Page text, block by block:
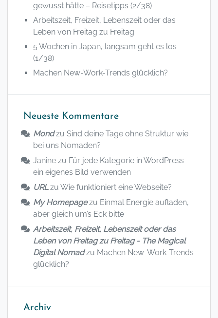
gewusst hätte – Reisetipps (2/38)
Arbeitszeit, Freizeit, Lebenszeit oder das
Leben von Freitag zu Freitag
5 Wochen in Japan, langsam geht es los
(1/38)
Machen New-Work-Trends glücklich?
Neueste Kommentare
Mondzu Sind deine Tage ohne Struktur wie
bei uns Nomaden?
Janine zu Für jede Kategorie in WordPress
ein eigenes Bild verwenden
URLzu Wie funktioniert eine Webseite?
My Homepagezu Einmal Energie aufladen,
aber gleich um’s Eck bitte
Arbeitszeit, Freizeit, Lebenszeit oder das
Leben von Freitag zu Freitag - The Magical
Digital Nomadzu Machen New-Work-Trends
glücklich?
Archiv